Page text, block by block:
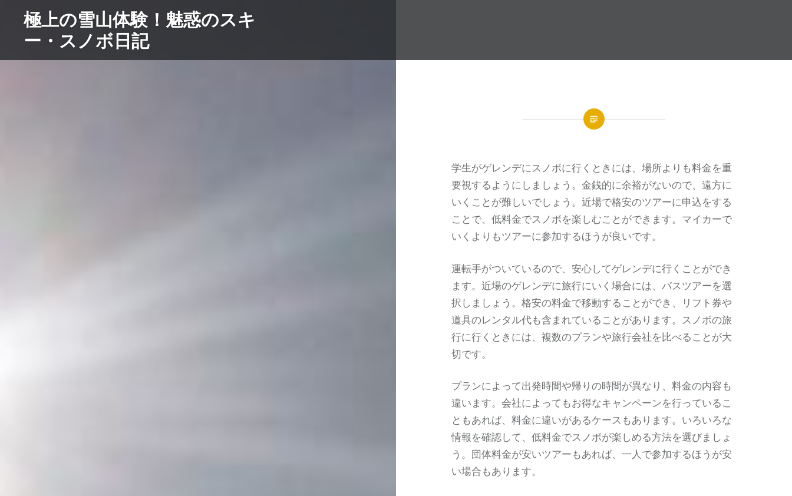
極上の雪山体験！魅惑のスキ
ー・スノボ日記
学生がゲレンデにスノボに行くときには、場所よりも料金を重
要視するようにしましょう。金銭的に余裕がないので、遠方に
いくことが難しいでしょう。近場で格安のツアーに申込をする
ことで、低料金でスノボを楽しむことができます。マイカーで
いくよりもツアーに参加するほうが良いです。
運転手がついているので、安心してゲレンデに行くことができ
ます。近場のゲレンデに旅行にいく場合には、バスツアーを選
択しましょう。格安の料金で移動することができ、リフト券や
道具のレンタル代も含まれていることがあります。スノボの旅
行に行くときには、複数のプランや旅行会社を比べることが大
切です。
プランによって出発時間や帰りの時間が異なり、料金の内容も
違います。会社によってもお得なキャンペーンを行っているこ
ともあれば、料金に違いがあるケースもあります。いろいろな
情報を確認して、低料金でスノボが楽しめる方法を選びましょ
う。団体料金が安いツアーもあれば、一人で参加するほうが安
い場合もあります。